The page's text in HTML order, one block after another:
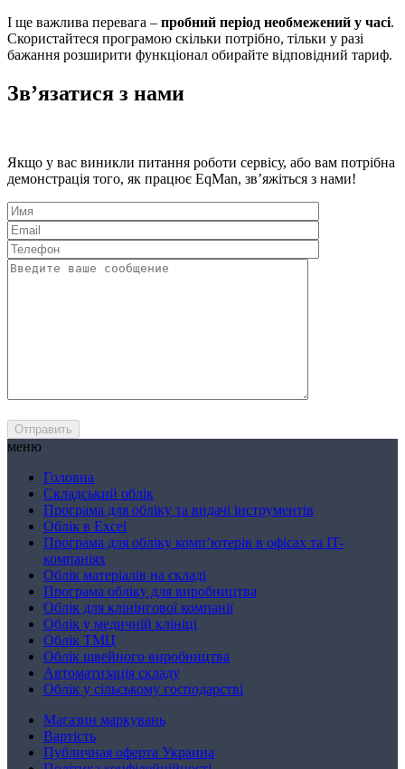
І ще важлива перевага – пробний період необмежений у часі.
Скористайтеся програмою скільки потрібно, тільки у разі
бажання розширити функціонал обирайте відповідний тариф.
Зв’язатися з нами
Якщо у вас виникли питання роботи сервісу, або вам потрібна
демонстрація того, як працює EqMan, зв’яжіться з нами!
меню
Головна
Складський облік
Програма для обліку та видачі інструментів
Облік в Excel
Програма для обліку комп’ютерів в офісах та IT-
компаніях
Облік матеріалів на складі
Програма обліку для виробництва
Облік для клінінгової компанії
Облік у медичній клініці
Облік ТМЦ
Облік швейного виробництва
Автоматизація складу
Облік у сільському господарстві
Магазин маркувань
Вартість
Публичная оферта Украина